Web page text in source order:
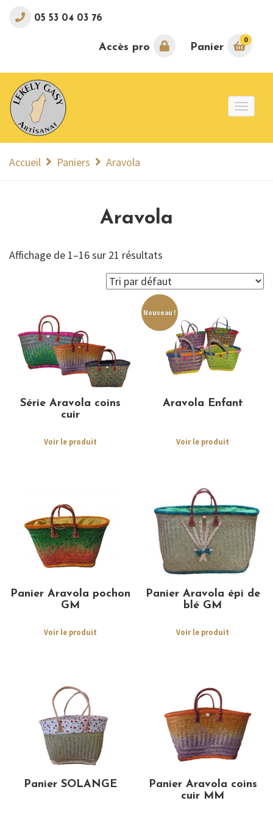
05 53 04 03 76
Accès pro Panier
0
Toggle
Accueil Paniers Aravola
Aravola
Affichage de 1–16 sur 21 résultats
Série Aravola coins
cuir
Voir le produit
Nouveau !
Aravola Enfant
Voir le produit
Panier Aravola pochon
GM
Voir le produit
Panier Aravola épi de
blé GM
Voir le produit
Panier SOLANGE
Panier Aravola coins
cuir MM